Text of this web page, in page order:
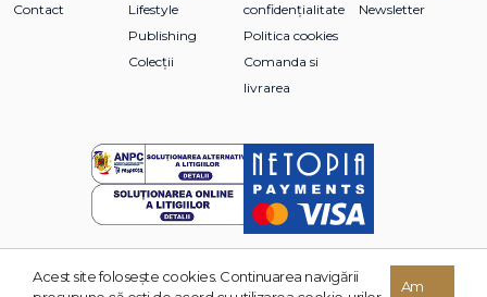
Contact
Lifestyle
Publishing
Colecții
confidențialitate
Politica cookies
Comanda si
livrarea
Newsletter
© 2026 Grupul Editorial TREI. Toate drepturile rezervate.
Acest site foloseşte cookies. Continuarea navigării
Am